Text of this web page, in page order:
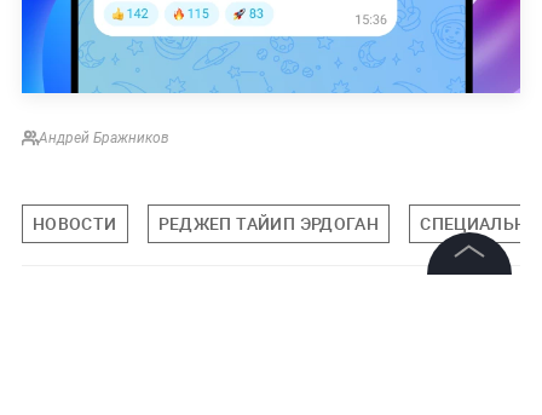
Андрей Бражников
НОВОСТИ РЕДЖЕП ТАЙИП ЭРДОГАН